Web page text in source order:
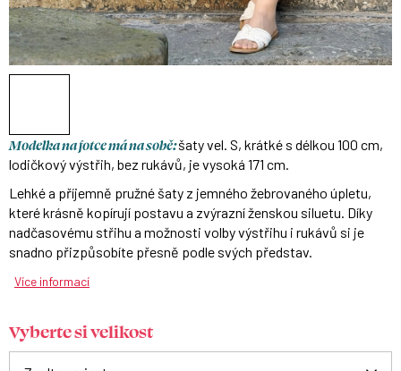
Modelka na fotce má na sobě:šaty vel. S, krátké s délkou 100 cm,
lodičkový výstřih, bez rukávů, je vysoká 171 cm.
Lehké a příjemně pružné šaty z jemného žebrovaného úpletu,
které krásně kopírují postavu a zvýrazní ženskou siluetu. Díky
nadčasovému střihu a možnosti volby výstřihu i rukávů si je
snadno přizpůsobíte přesně podle svých představ.
Více informací
Vyberte si velikost